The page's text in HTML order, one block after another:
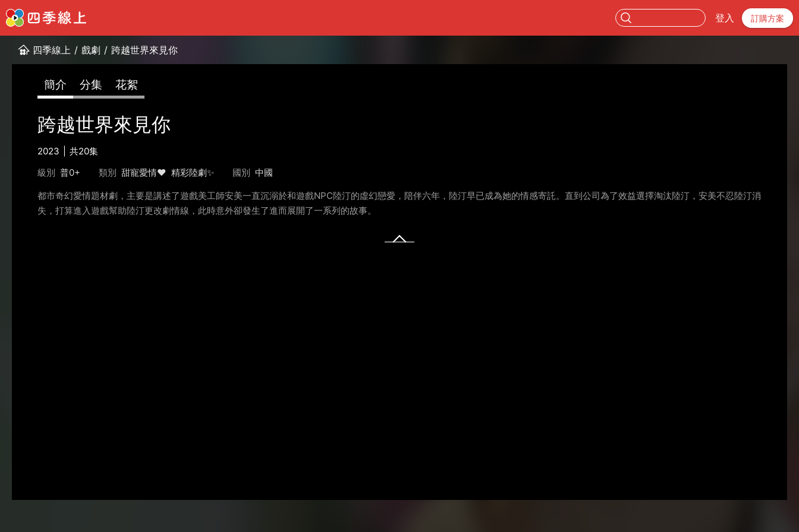
登入 訂購方案
四季線上 / 戲劇 / 跨越世界來見你
簡介 分集 花絮
跨越世界來見你
2023
共20集
級別 普0+ 類別 甜寵愛情❤️ 精彩陸劇✨ 國別 中國
都市奇幻愛情題材劇，主要是講述了遊戲美工師安美一直沉溺於和遊戲NPC陸汀的虛幻戀愛，陪伴六年，陸汀早已成為她的情感寄託。直到公司為了效益選擇淘汰陸汀，安美不忍陸汀消
失，打算進入遊戲幫助陸汀更改劇情線，此時意外卻發生了進而展開了一系列的故事。